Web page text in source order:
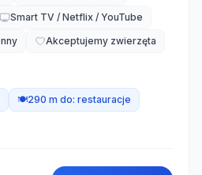
Smart TV / Netflix / YouTube
Akceptujemy zwierzęta
🍽️290 m do: restauracje